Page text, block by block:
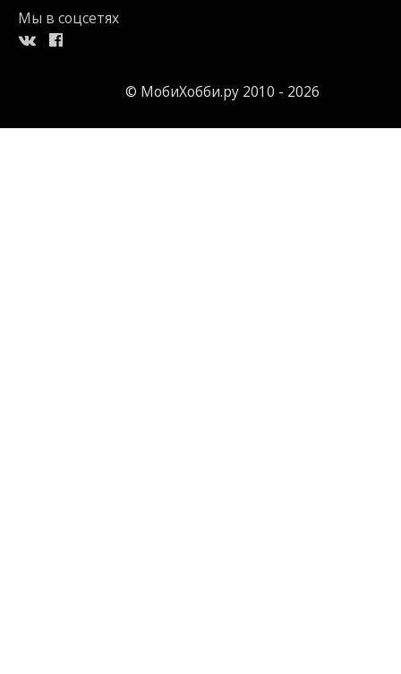
Мы в соцсетях
© МобиХобби.ру 2010 - 2026